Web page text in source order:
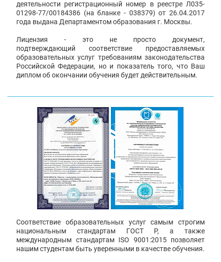
деятельности регистрационный номер в реестре Л035-
01298-77/00184386 (на бланке - 038379) от 26.04.2017
года выдана Департаментом образования г. Москвы.
Лицензия - это не просто документ,
подтверждающий соответствие предоставляемых
образовательных услуг требованиям законодательства
Российской Федерации, но и показатель того, что Ваш
диплом об окончании обучения будет действительным.
Соответствие образовательных услуг самым строгим
национальным стандартам ГОСТ Р, а также
международным стандартам ISO 9001:2015 позволяет
нашим студентам быть уверенными в качестве обучения.